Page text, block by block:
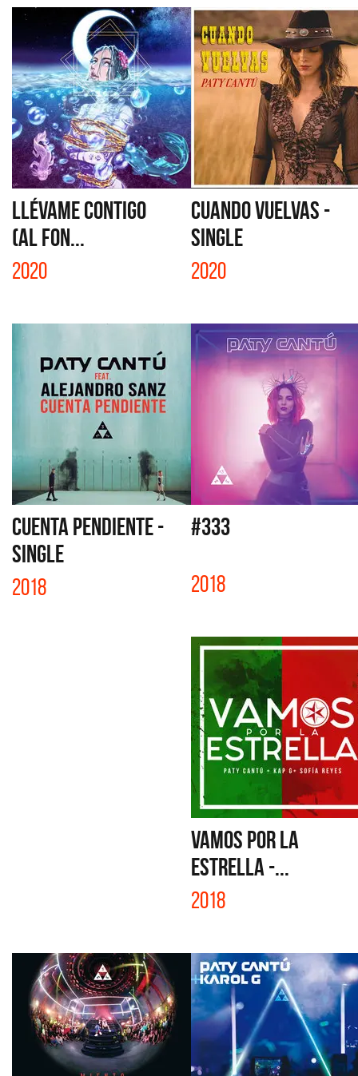
LLÉVAME CONTIGO
(AL FON...
2020
CUANDO VUELVAS -
SINGLE
2020
CUENTA PENDIENTE -
SINGLE
2018
#333
2018
VAMOS POR LA
ESTRELLA -...
2018